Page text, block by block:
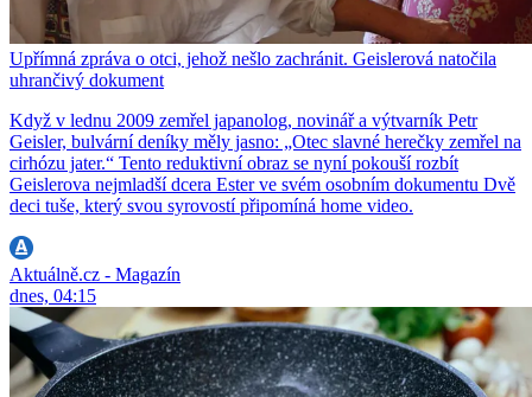
Upřímná zpráva o otci, jehož nešlo zachránit. Geislerová natočila
uhrančivý dokument
Když v lednu 2009 zemřel japanolog, novinář a výtvarník Petr
Geisler, bulvární deníky měly jasno: „Otec slavné herečky zemřel na
cirhózu jater.“ Tento reduktivní obraz se nyní pokouší rozbít
Geislerova nejmladší dcera Ester ve svém osobním dokumentu Dvě
deci tuše, který svou syrovostí připomíná home video.
Aktuálně.cz - Magazín
dnes, 04:15